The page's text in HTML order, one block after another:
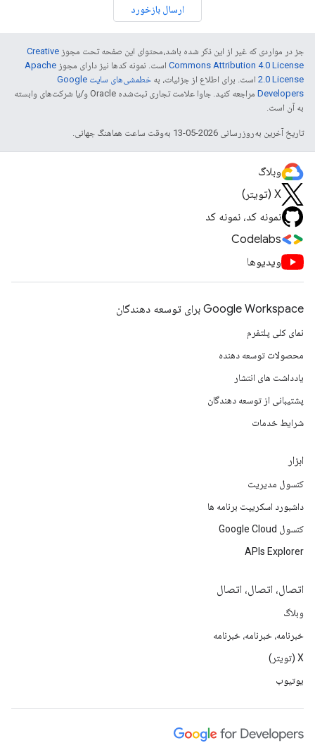
ارسال بازخورد
جز در مواردی که غیر از این ذکر شده باشد،‌محتوای این صفحه تحت مجوز Creative
Commons Attribution 4.0 License است. نمونه کدها نیز دارای مجوز Apache
2.0 License است. برای اطلاع از جزئیات، به
خطمشی‌های سایت Google
Developers‏
مراجعه کنید. جاوا علامت تجاری ثبت‌شده Oracle و/یا شرکت‌های وابسته
به آن است.
تاریخ آخرین به‌روزرسانی 2026-05-13 به‌وقت ساعت هماهنگ جهانی.
وبلاگ
X (تویتر)
نمونه کد، نمونه کد
Codelabs
ویدیوها
Google Workspace برای توسعه دهندگان
نمای کلی پلتفرم
محصولات توسعه دهنده
یادداشت های انتشار
پشتیبانی از توسعه دهندگان
شرایط خدمات
ابزار
کنسول مدیریت
داشبورد اسکریپت برنامه ها
کنسول Google Cloud
APIs Explorer
اتصال، اتصال، اتصال
وبلاگ
خبرنامه، خبرنامه، خبرنامه
X (تویتر)
یوتیوب